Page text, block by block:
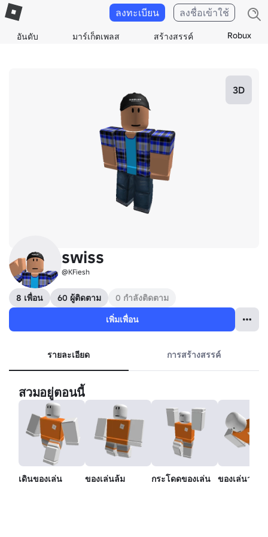
อันดับ มาร์เก็ตเพลส สร้างสรรค์ Robux
ลงทะเบียน ลงชื่อเข้าใช้
3D
swiss
@KFiesh
8 เพื่อน 60 ผู้ติดตาม
0 กำลังติดตาม
เพิ่มเพื่อน
รายละเอียด การสร้างสรรค์
สวมอยู่ตอนนี้
เดินของเล่น ของเล่นล้ม กระโดดของเล่น ของเล่นว่าย